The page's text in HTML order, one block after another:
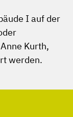
I auf der
Kurth,
werden.